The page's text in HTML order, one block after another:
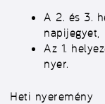
A 2. és 3.
napijegyet,
Az 1.
nyer.
Heti nyeremény